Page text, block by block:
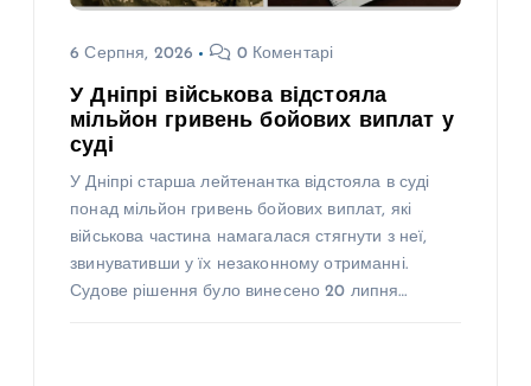
6 Серпня, 2026 0 Коментарі
У Дніпрі військова відстояла
мільйон гривень бойових виплат у
суді
У Дніпрі старша лейтенантка відстояла в суді
понад мільйон гривень бойових виплат, які
військова частина намагалася стягнути з неї,
звинувативши у їх незаконному отриманні.
Судове рішення було винесено 20 липня…